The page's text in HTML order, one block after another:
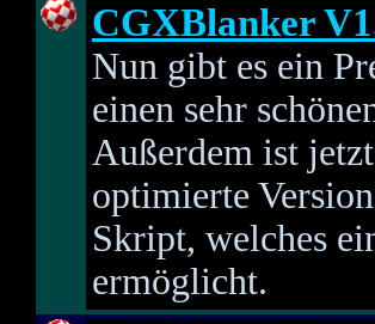
CGXBlanker
Nun gibt es ein
einen sehr
Außerdem ist
optimierte
Skript, welches
ermöglicht.